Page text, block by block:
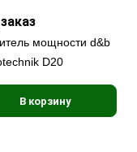
мощности d&b
D20
В корзину